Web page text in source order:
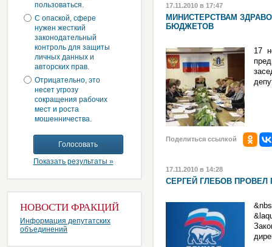
пользоваться.
С опаской, сфере
нужен жесткий
законодательный
контроль для защиты
личных данных и
авторских прав.
Отрицательно, это
несет угрозу
сокращения рабочих
мест и роста
мошенничества.
Показать результаты »
НОВОСТИ ФРАКЦИЙ
Информация депутатских
объединений
17.11.2010 в 17:47
МИНИСТЕРСТВАМ
БЮДЖЕТОВ
17
Поделиться ссылкой
17.11.2010 в 14:28
СЕРГЕЙ ГЛЕБОВ